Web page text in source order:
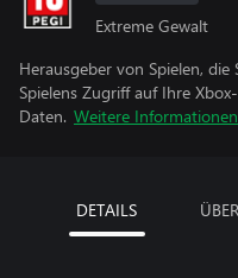
Extreme Gewalt
Herausgeber von Spielen,
Spielens Zugriff auf Ihre
Daten. Weitere Informationen
DETAILS